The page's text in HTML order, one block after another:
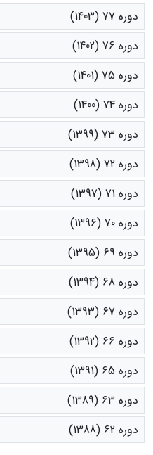
دوره 77 (1403)
دوره 76 (1402)
دوره 75 (1401)
دوره 74 (1400)
دوره 73 (1399)
دوره 72 (1398)
دوره 71 (1397)
دوره 70 (1396)
دوره 69 (1395)
دوره 68 (1394)
دوره 67 (1393)
دوره 66 (1392)
دوره 65 (1391)
دوره 63 (1389)
دوره 62 (1388)